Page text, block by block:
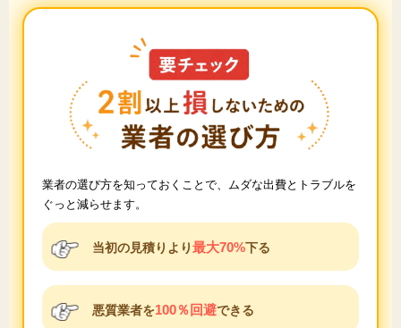
業者の選び方を知っておくことで、ムダな出費とトラブルを
ぐっと減らせます。
当初の見積りより最大70%下る
悪質業者を100％回避できる